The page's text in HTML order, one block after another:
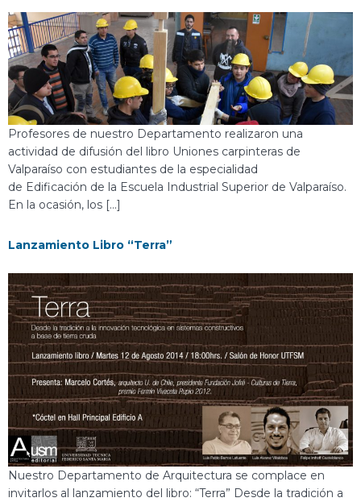
Profesores de nuestro Departamento realizaron una
actividad de difusión del libro Uniones carpinteras de
Valparaíso con estudiantes de la especialidad
de Edificación de la Escuela Industrial Superior de Valparaíso.
En la ocasión, los […]
Lanzamiento Libro “Terra”
Nuestro Departamento de Arquitectura se complace en
invitarlos al lanzamiento del libro: “Terra” Desde la tradición a